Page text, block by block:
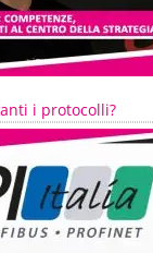
i protocolli?